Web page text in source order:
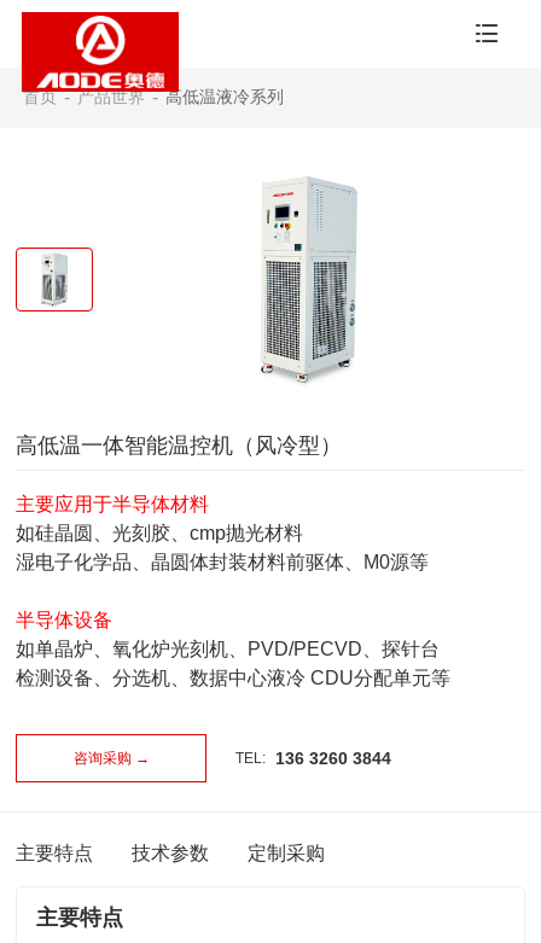
首页 - 产品世界 - 高低温液冷系列
高低温一体智能温控机（风冷型）
主要应用于半导体材料
如硅晶圆、光刻胶、cmp抛光材料
湿电子化学品、晶圆体封装材料前驱体、M0源等
半导体设备
如单晶炉、氧化炉光刻机、PVD/PECVD、探针台
检测设备、分选机、数据中心液冷 CDU分配单元等
咨询采购 → TEL: 136 3260 3844
主要特点 技术参数 定制采购
主要特点